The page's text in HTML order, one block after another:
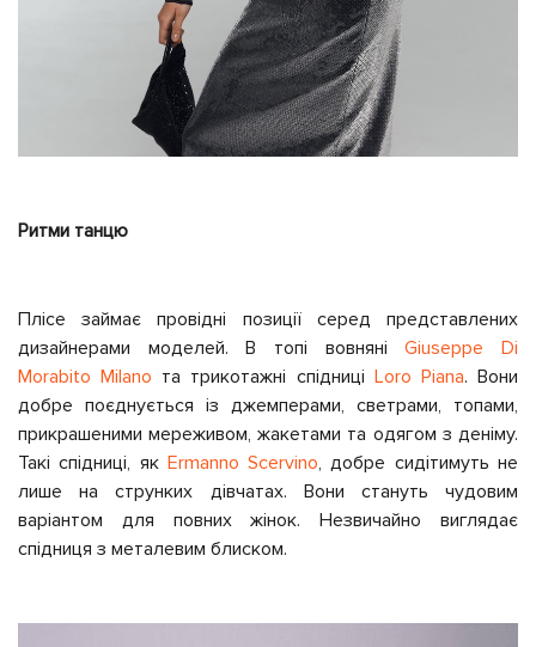
Ритми танцю
Плісе займає провідні позиції серед представлених
дизайнерами моделей. В топі вовняніGiuseppe Di
Morabito Milano та трикотажні спідниці Loro Piana. Вони
добре поєднується із джемперами, светрами, топами,
прикрашеними мереживом, жакетами та одягом з деніму.
Такі спідниці, як Ermanno Scervino, добре сидітимуть не
лише на струнких дівчатах. Вони стануть чудовим
варіантом для повних жінок. Незвичайно виглядає
спідниця з металевим блиском.